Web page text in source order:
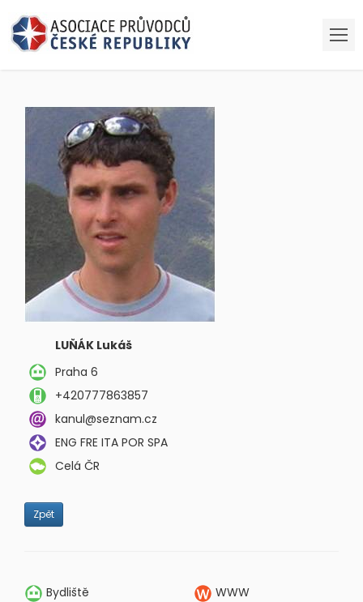
LUŇÁK Lukáš
Praha 6
+420777863857
kanul@seznam.cz
ENG FRE ITA POR SPA
Celá ČR
Zpět
Bydliště
WWW